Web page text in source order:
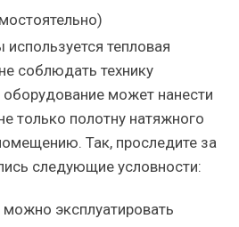
тепловая
соблюдать технику
оборудование может нанести
только полотну натяжного
Так, проследите за
следующие условности:
эксплуатировать